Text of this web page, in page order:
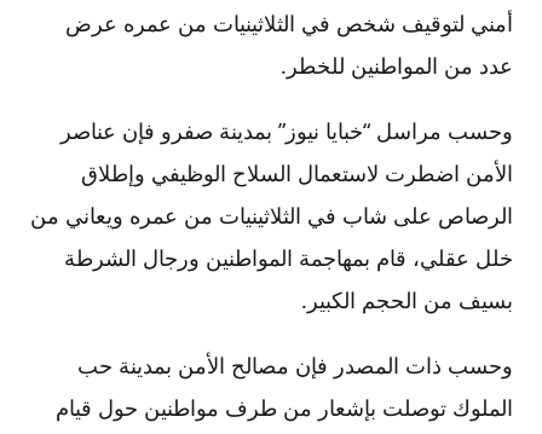
أمني لتوقيف شخص في الثلاثينيات من عمره عرض
عدد من المواطنين للخطر.
وحسب مراسل “خبايا نيوز” بمدينة صفرو فإن عناصر
الأمن اضطرت لاستعمال السلاح الوظيفي وإطلاق
الرصاص على شاب في الثلاثينيات من عمره ويعاني من
خلل عقلي، قام بمهاجمة المواطنين ورجال الشرطة
بسيف من الحجم الكبير.
وحسب ذات المصدر فإن مصالح الأمن بمدينة حب
الملوك توصلت بإشعار من طرف مواطنين حول قيام